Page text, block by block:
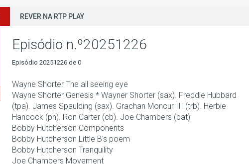
REVER NA RTP PLAY
Episódio n.º20251226
Episódio 20251226 de 0
Wayne Shorter The all seeing eye
Wayne Shorter Genesis * Wayner Shorter (sax). Freddie Hubbard
(tpa). James Spaulding (sax). Grachan Moncur III (trb). Herbie
Hancock (pn). Ron Carter (cb). Joe Chambers (bat)
Bobby Hutcherson Components
Bobby Hutcherson Little B's poem
Bobby Hutcherson Tranquility
Joe Chambers Movement